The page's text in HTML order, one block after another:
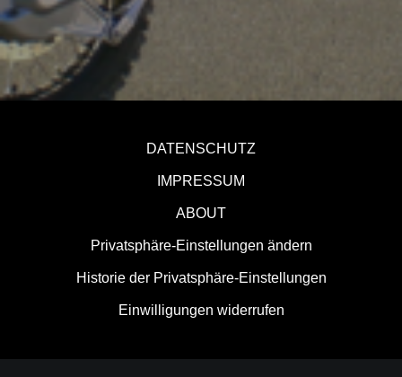
DATENSCHUTZ
IMPRESSUM
ABOUT
Privatsphäre-Einstellungen ändern
Historie der Privatsphäre-Einstellungen
Einwilligungen widerrufen